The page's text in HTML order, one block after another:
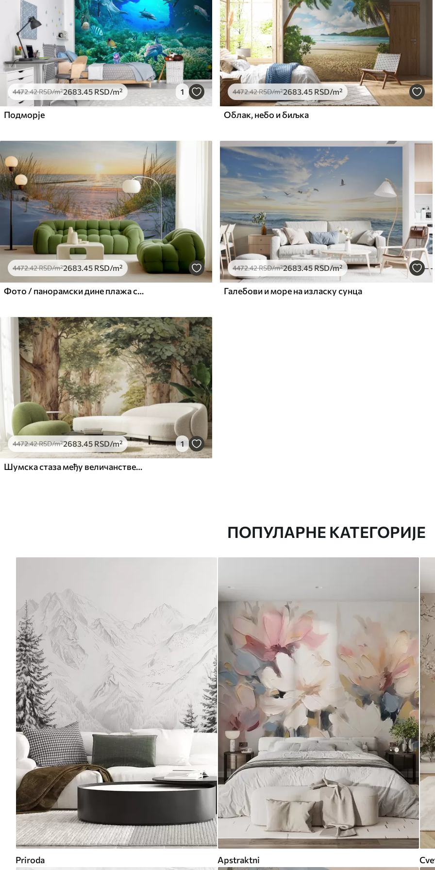
4472.42RSD/m²2683.45 RSD/m² 1
Подморје
4472.42RSD/m²2683.45 RSD/m²
Облак, небо и биљка
4472.42RSD/m²2683 .45 RSD/m²
Фото / панорамски дине плажа са залазак сунца
4472.42RSD/m²2683.45 RSD/m²
Галебови и море на изласку сунца
4472.42RSD/m²2683.45 RSD/m² 1
Шумска стаза међу величанственим дрвећем у акварелном стилу
ПОПУЛАРНЕ КАТЕГОРИЈЕ
Priroda Apstraktni